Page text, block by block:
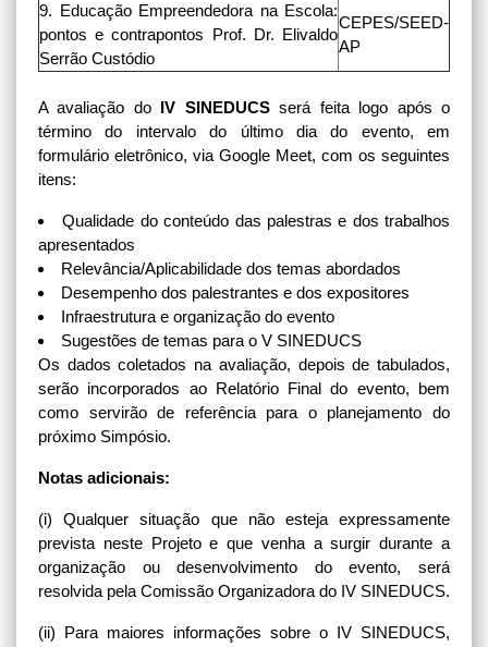
9. Educação Empreendedora na Escola:
pontos e contrapontos Prof. Dr. Elivaldo
Serrão Custódio
CEPES/SEED-
AP
A avaliação do IV SINEDUCSserá feita logo após o
término do intervalo do último dia do evento, em
formulário eletrônico, via Google Meet, com os seguintes
itens:
Qualidade do conteúdo das palestras e dos trabalhos
apresentados
Relevância/Aplicabilidade dos temas abordados
Desempenho dos palestrantes e dos expositores
Infraestrutura e organização do evento
Sugestões de temas para o V SINEDUCS
Os dados coletados na avaliação, depois de tabulados,
serão incorporados ao Relatório Final do evento, bem
como servirão de referência para o planejamento do
próximo Simpósio.
Notas adicionais:
(i) Qualquer situação que não esteja expressamente
prevista neste Projeto e que venha a surgir durante a
organização ou desenvolvimento do evento, será
resolvida pela Comissão Organizadora do IV SINEDUCS.
(ii) Para maiores informações sobre o IV SINEDUCS,